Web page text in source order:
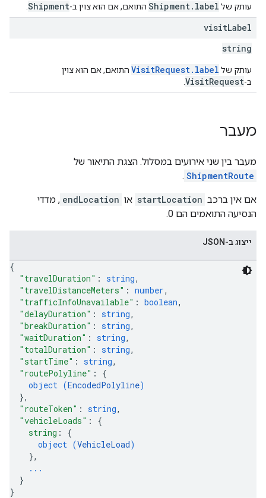
עותק של Shipment.label התואם, אם הוא צוין ב-Shipment
visitLabel
string
עותק של VisitRequest.label התואם, אם הוא צוין
ב-VisitRequest
מעבר
מעבר בין שני אירועים במסלול. הצגת התיאור של
ShipmentRoute
.
אם אין ברכב startLocation או endLocation , מדדי
הנסיעה התואמים הם 0.
ייצוג ב-JSON
{
"travelDuration" : string,
"travelDistanceMeters" : number,
"trafficInfoUnavailable" : boolean,
"delayDuration" : string,
"breakDuration" : string,
"waitDuration" : string,
"totalDuration" : string,
"startTime" : string,
"routePolyline" : {
object (EncodedPolyline)
},
"routeToken" : string,
"vehicleLoads" : {
string : {
object (VehicleLoad)
},
...
}
}